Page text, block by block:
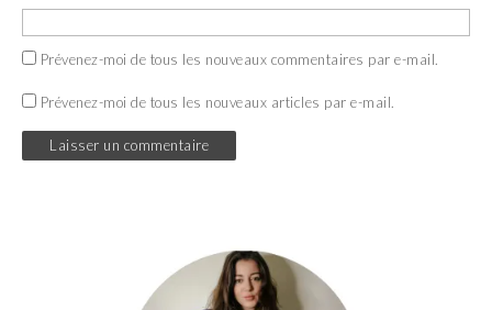
Prévenez-moi de tous les nouveaux commentaires par e-mail.
Prévenez-moi de tous les nouveaux articles par e-mail.